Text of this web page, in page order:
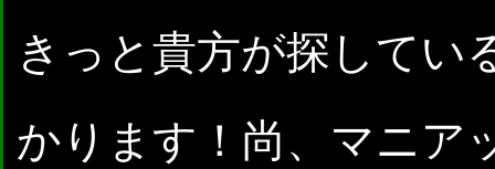
きっと貴方が探してい
かります！尚、マニア